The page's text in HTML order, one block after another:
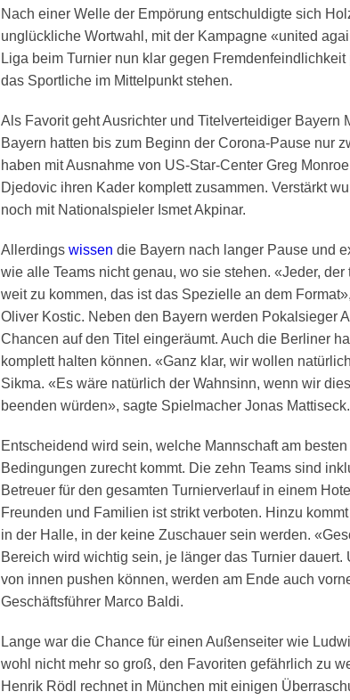
Nach einer Welle der Empörung entschuldigte sich
unglückliche Wortwahl, mit der Kampagne «united
Liga beim Turnier nun klar gegen Fremdenfeindlichkeit
das Sportliche im Mittelpunkt stehen.
Als Favorit geht Ausrichter und Titelverteidiger Bayern
Bayern hatten bis zum Beginn der Corona-Pause nur
haben mit Ausnahme von US-Star-Center Greg
Djedovic ihren Kader komplett zusammen. Verstärkt
noch mit Nationalspieler Ismet Akpinar.
Allerdings wissen die Bayern nach langer Pause und
wie alle Teams nicht genau, wo sie stehen. «Jeder,
weit zu kommen, das ist das Spezielle an dem
Oliver Kostic. Neben den Bayern werden Pokalsieger
Chancen auf den Titel eingeräumt. Auch die Berliner
komplett halten können. «Ganz klar, wir wollen
Sikma. «Es wäre natürlich der Wahnsinn, wenn wir
beenden würden», sagte Spielmacher Jonas Mattiseck.
Entscheidend wird sein, welche Mannschaft am
Bedingungen zurecht kommt. Die zehn Teams sind
Betreuer für den gesamten Turnierverlauf in einem
Freunden und Familien ist strikt verboten. Hinzu
in der Halle, in der keine Zuschauer sein werden.
Bereich wird wichtig sein, je länger das Turnier dauert.
von innen pushen können, werden am Ende auch
Geschäftsführer Marco Baldi.
Lange war die Chance für einen Außenseiter wie
wohl nicht mehr so groß, den Favoriten gefährlich zu
Henrik Rödl rechnet in München mit einigen